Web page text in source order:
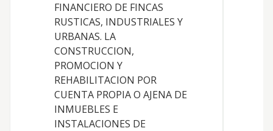
FINANCIERO DE FINCAS
RUSTICAS, INDUSTRIALES Y
URBANAS. LA
CONSTRUCCION,
PROMOCION Y
REHABILITACION POR
CUENTA PROPIA O AJENA DE
INMUEBLES E
INSTALACIONES DE